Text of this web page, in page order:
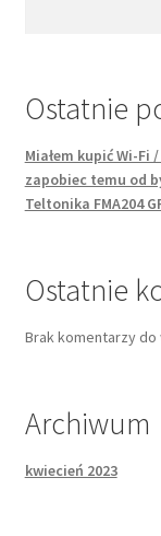
Ostatnie
Miałem kupić Wi-Fi
zapobiec temu od
Teltonika FMA204
Ostatnie
Brak komentarzy do
Archiwum
kwiecień 2023